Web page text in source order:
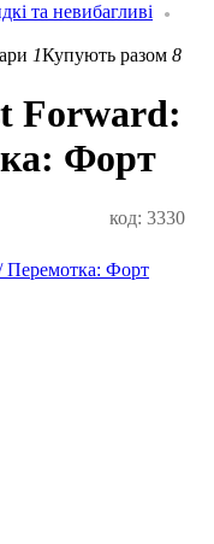
та невибагливі
1Купують разом 8
Forward:
Форт
код: 3330